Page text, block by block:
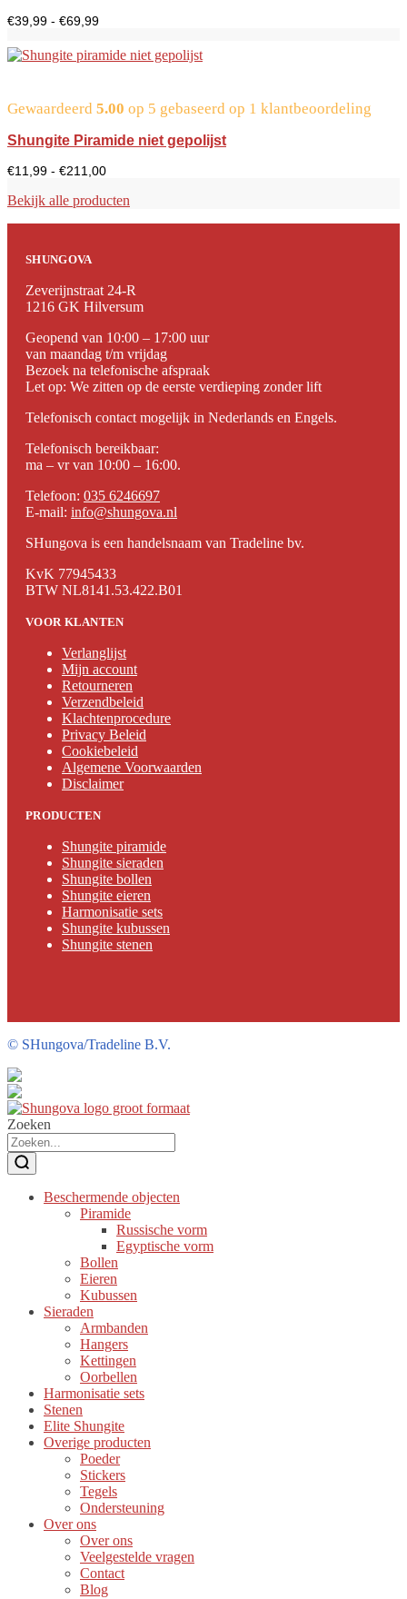
€39,99 - €69,99Prijsklasse:
tot
€69,99
Gewaardeerd 5.00 op 5 gebaseerd op 1 klantbeoordeling
Shungite Piramide niet gepolijst
€11,99 - €211,00Prijsklasse:
tot
Bekijk alle producten
SHUNGOVA
Zeverijnstraat 24-R
1216 GK Hilversum
Geopend van 10:00 – 17:00 uur
van maandag t/m vrijdag
Bezoek na telefonische afspraak
Let op: We zitten op de eerste verdieping zonder lift
Telefonisch contact mogelijk in Nederlands en Engels.
Telefonisch bereikbaar:
ma – vr van 10:00 – 16:00.
Telefoon: 035 6246697
E-mail: info@shungova.nl
SHungova is een handelsnaam van Tradeline bv.
KvK 77945433
BTW NL8141.53.422.B01
VOOR KLANTEN
Verlanglijst
Mijn account
Retourneren
Verzendbeleid
Klachtenprocedure
Privacy Beleid
Cookiebeleid
Algemene Voorwaarden
Disclaimer
PRODUCTEN
Shungite piramide
Shungite sieraden
Shungite bollen
Shungite eieren
Harmonisatie sets
Shungite kubussen
Shungite stenen
© SHungova/Tradeline B.V.
Zoeken
Beschermende objecten
Piramide
Russische vorm
Egyptische vorm
Bollen
Eieren
Kubussen
Sieraden
Armbanden
Hangers
Kettingen
Oorbellen
Harmonisatie sets
Stenen
Elite Shungite
Overige producten
Poeder
Stickers
Tegels
Ondersteuning
Over ons
Over ons
Veelgestelde vragen
Contact
Blog